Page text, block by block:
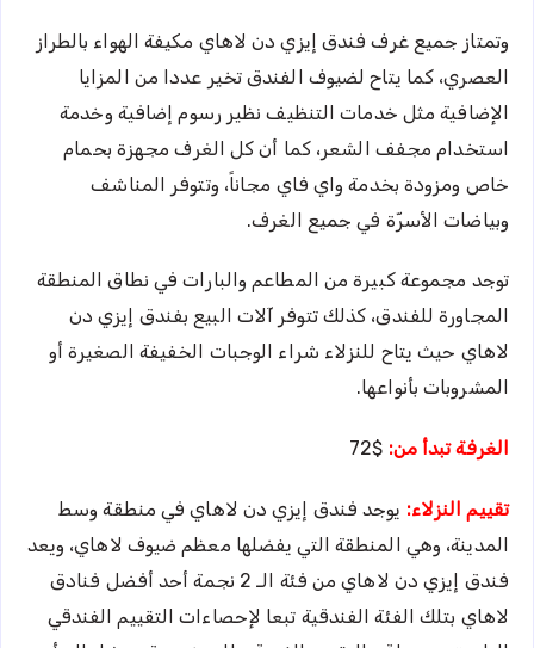
وتمتاز جميع غرف فندق إيزي دن لاهاي مكيفة الهواء بالطراز
العصري، كما يتاح لضيوف الفندق تخير عددا من المزايا
الإضافية مثل خدمات التنظيف نظير رسوم إضافية وخدمة
استخدام مجفف الشعر، كما أن كل الغرف مجهزة بحمام
خاص ومزودة بخدمة واي فاي مجاناً، وتتوفر المناشف
وبياضات الأسرّة في جميع الغرف.
توجد مجموعة كبيرة من المطاعم والبارات في نطاق المنطقة
المجاورة للفندق، كذلك تتوفر آلات البيع بفندق إيزي دن
لاهاي حيث يتاح للنزلاء شراء الوجبات الخفيفة الصغيرة أو
المشروبات بأنواعها.
الغرفة تبدأ من: $72
تقييم النزلاء: يوجد فندق إيزي دن لاهاي في منطقة وسط
المدينة، وهي المنطقة التي يفضلها معظم ضيوف لاهاي، ويعد
فندق إيزي دن لاهاي من فئة الـ 2 نجمة أحد أفضل فنادق
لاهاي بتلك الفئة الفندقية تبعا لإحصاءات التقييم الفندقي